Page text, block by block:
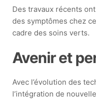
Des travaux récents
des symptômes chez
cadre des soins verts.
Avenir et
Avec l’évolution des
l’intégration de